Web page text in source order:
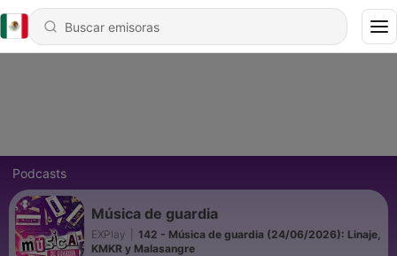
Podcasts
Música de guardia
EXPlay
142 - Música de guardia (24/06/2026): Linaje,
KMKR y Malasangre